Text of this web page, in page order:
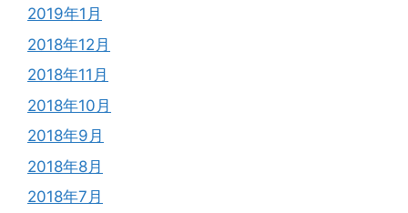
2019年1月
2018年12月
2018年11月
2018年10月
2018年9月
2018年8月
2018年7月